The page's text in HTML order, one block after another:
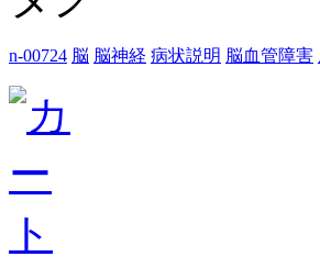
n-00724 脳 脳神経 病状説明 脳血管障害